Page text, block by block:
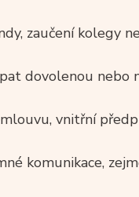
zaučení kolegy
dovolenou nebo
vnitřní
komunikace,